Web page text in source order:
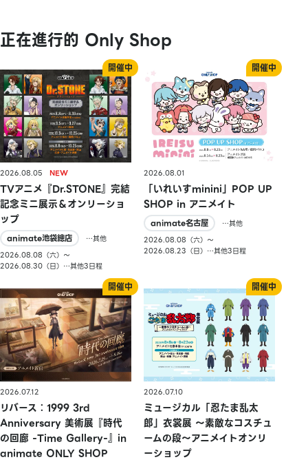
正在進行的 Only Shop
2026.08.05
TVアニメ『Dr.STONE』完結
記念ミニ展示＆オンリーショ
ップ
animate池袋總店
…其他
2026.08.08（六）〜
2026.08.30（日）…其他3日程
2026.08.01
「いれいすminini」POP UP
SHOP in アニメイト
animate名古屋
…其他
2026.08.08（六）〜
2026.08.23（日）…其他3日程
2026.07.12
リバース：1999 3rd
Anniversary 美術展『時代
の回廊 -Time Gallery-』in
animate ONLY SHOP
2026.07.10
ミュージカル「忍たま乱太
郎」衣裳展 ～素敵なコスチュ
ームの段～アニメイトオンリ
ーショップ